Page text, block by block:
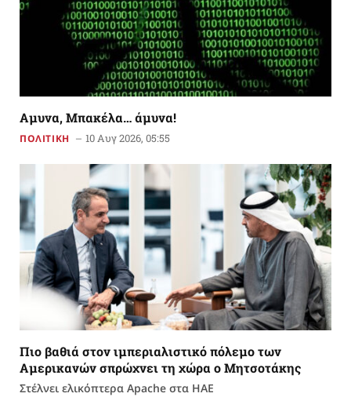
Αμυνα, Μπακέλα… άμυνα!
ΠΟΛΙΤΙΚΗ 10 Αυγ 2026, 05:55
Πιο βαθιά στον ιμπεριαλιστικό πόλεμο των
Αμερικανών σπρώχνει τη χώρα ο Μητσοτάκης
Στέλνει ελικόπτερα Apache στα ΗΑΕ